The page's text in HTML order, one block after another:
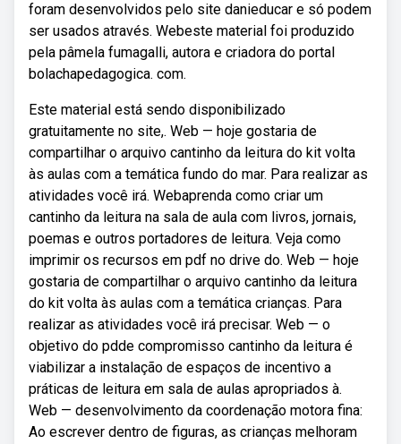
foram desenvolvidos pelo site danieducar e só podem
ser usados através. Webeste material foi produzido
pela pâmela fumagalli, autora e criadora do portal
bolachapedagogica. com.
Este material está sendo disponibilizado
gratuitamente no site,. Web — hoje gostaria de
compartilhar o arquivo cantinho da leitura do kit volta
às aulas com a temática fundo do mar. Para realizar as
atividades você irá. Webaprenda como criar um
cantinho da leitura na sala de aula com livros, jornais,
poemas e outros portadores de leitura. Veja como
imprimir os recursos em pdf no drive do. Web — hoje
gostaria de compartilhar o arquivo cantinho da leitura
do kit volta às aulas com a temática crianças. Para
realizar as atividades você irá precisar. Web — o
objetivo do pdde compromisso cantinho da leitura é
viabilizar a instalação de espaços de incentivo a
práticas de leitura em sala de aulas apropriados à.
Web — desenvolvimento da coordenação motora fina:
Ao escrever dentro de figuras, as crianças melhoram